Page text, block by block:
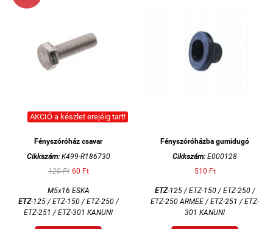
AKCIÓ a készlet erejéig tart!
Fényszóróház csavar
Cikkszám:K499-R186730
120 Ft 60 Ft
M5x16 ESKA
ETZ-125 / ETZ-150 / ETZ-250 /
ETZ-251 / ETZ-301 KANUNI
Fényszóróházba gumidugó
Cikkszám: E000128
510 Ft
ETZ-125 / ETZ-150 / ETZ-250 /
ETZ-250 ARMEE / ETZ-251 / ETZ-
301 KANUNI